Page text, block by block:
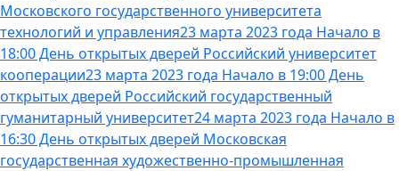
Московского государственного университета
технологий и управления23 марта 2023 года Начало в
18:00 День открытых дверей Российский университет
кооперации23 марта 2023 года Начало в 19:00 День
открытых дверей Российский государственный
гуманитарный университет24 марта 2023 года Начало в
16:30 День открытых дверей Московская
государственная художественно-промышленная